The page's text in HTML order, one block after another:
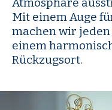
Mit einem Auge
machen wir jeden
einem
Rückzugsort.